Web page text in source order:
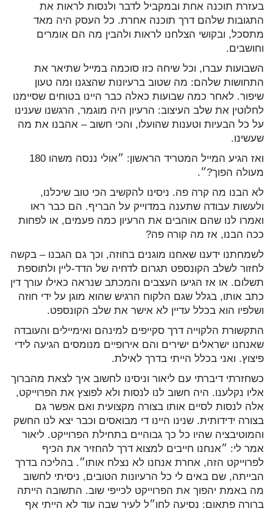
בעזרת תוכנה אחת ובמקביל לדבר ולנסות לראות את
התגובות שלהם דרך תוכנה אחרת. כל העסק היה מאד
מתסכל, ובקושי הצלחנו לראות ולהבין מה הם אומרים
וחושבים.
השבועות עברו, וכל שיחה כזו סוכמה במייל שתיאר את
התחושות שלהם: מה שטוב ברעיונות שהצגנו ומה טעון
שיפור. לאחר כמה שבועות כאלה כבר היינו בטוחים שסיימנו
לחלוטין את שלב העיצוב: הרעיון היה מוגמר, הרגשנו שענינו
על כל הבעיות וטענות שהועלו, והכי חשוב – אהבנו את מה
שעשינו.
ואז הגיע המייל המטריד הראשון: ״אולי ננסה משהו 180
מעולה הפוך?״.
לא הבנו מה קרה פה. ניסינו להקשיב הכי טוב שיכלנו,
ולעשות עבודה שתענה במדוייק על הבריף. הם כבר ראו
ואמרו לנו שהם אוהבים את הרעיון כמה פעמים, או לפחות
ככה הבנו, אז מה קורה פה?
לשמחתנו ידענו שאחנו מוגנים בחוזה, וכך גם הגבנו – בקשה
לחזור לשלב הקונספט תגרום לדחיה של הדד-ליין ולתוספת
תשלום. או אז הגיעו העצבים והמכתב שנראה כאילו עורך דין
כתב אותו, בגלל שגם הלקוח הרגיש שהוא מוגן על ידי חוזה
ושלפיו הוא בכלל עדיין לא אישר את שלב הקונספט.
התקשורת הלקוייה דרך סקייפים למינהם ואימיילים והעובדה
שאנחנו ישראלים ישירים והם אירופיים מנומסים הגיעה לידי
פיצוץ. ואני בכלל הייתי בדרך לאילת.
כשחזרתי דיברתי עם ליאור וניסינו לחשוב איך לצאת מהברוך
אליו נקלענו. היה חשוב לנו לנסות ולא לפוצץ את הפרוייקט,
אלה לנסות לסיים אותו בצורה מקצועית ואם אפשר גם
בצורה ידידותית. שנינו היינו די מבואסים וכבר יצא לנו החשק
והמוטיבציה שהיו כל כך גבוהיים בתחילת הפרוייקט. ליאור
אמר לי: ״אנחנו חייבים למצוא דרך להחזיר את הכיף
לפרוייקט הזה, אחרת אנחנו לא נצלח אותו״. בהליכה בדרך
הבייתה, שם באים לי כל הרעיונות הטובים, ניסיתי לחשוב
מה באמת יהפוך את הפרוייקט לכייפי שוב. התשובה הייתה
ברורה פתאום: נסיעה לחו״ל לעיר שבה עוד לא הייתי אף